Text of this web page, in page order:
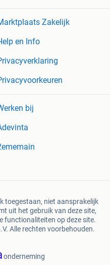
Zakelijk
en Info
bij
toegestaan, niet aansprakelijk
uit het gebruik van deze site,
functionaliteiten op deze site.
Alle rechten voorbehouden.
onderneming